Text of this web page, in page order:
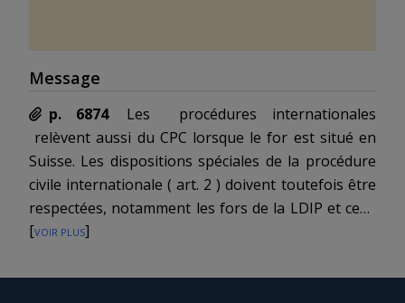
Message
p. 6874 Les procédures internationales
relèvent aussi du CPC lorsque le for est situé en
Suisse. Les dispositions spéciales de la procédure
civile internationale ( art. 2 ) doivent toutefois être
respectées, notamment les fors de la LDIP et ceux
de la convention de Lugano du 16 septembre 1988
des décisions en matière civile et commerciale.
[voir plus]